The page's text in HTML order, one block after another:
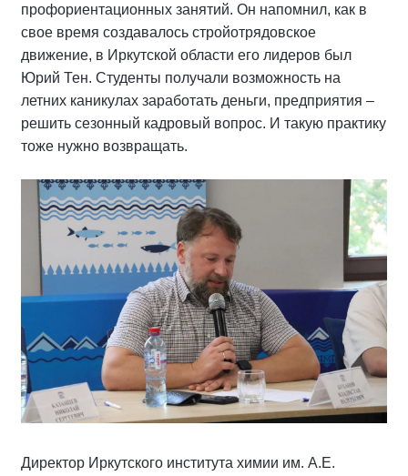
профориентационных занятий. Он напомнил, как в
свое время создавалось стройотрядовское
движение, в Иркутской области его лидеров был
Юрий Тен. Студенты получали возможность на
летних каникулах заработать деньги, предприятия –
решить сезонный кадровый вопрос. И такую практику
тоже нужно возвращать.
Директор Иркутского института химии им. А.Е.